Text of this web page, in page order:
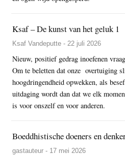
Ksaf – De kunst van het geluk 1
Ksaf Vandeputte - 22 juli 2026
Nieuw, positief gedrag inoefenen
Om te beletten dat onze overtuiging
hoogdringendheid opwekken, als
uitdaging wordt dan dat we elk
is voor onszelf en voor anderen.
Boeddhistische doeners en
gastauteur - 17 mei 2026